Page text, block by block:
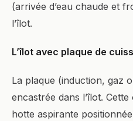
(arrivée d’eau chaude et
l’îlot.
L’îlot avec plaque de
La plaque (induction, gaz
encastrée dans l’îlot.
hotte aspirante